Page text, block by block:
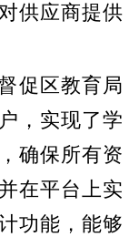
供应商提供
促区教育局
，实现了学
确保所有资
在平台上实
功能，能够